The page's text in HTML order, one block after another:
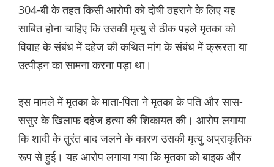
304-बी के तहत किसी आरोपी को दोषी ठहराने के लिए यह
साबित होना चाहिए कि उसकी मृत्यु से ठीक पहले मृतका को
विवाह के संबंध में दहेज की कथित मांग के संबंध में क्रूरता या
उत्पीड़न का सामना करना पड़ा था।
इस मामले में मृतका के माता-पिता ने मृतका के पति और सास-
ससुर के खिलाफ दहेज हत्या की शिकायत की। आरोप लगाया
कि शादी के तुरंत बाद जलने के कारण उसकी मृत्यु अप्राकृतिक
रूप से हुई। यह आरोप लगाया गया कि मृतका को बाइक और